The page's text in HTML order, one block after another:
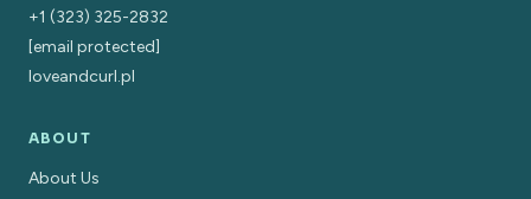
+1 (323) 325-2832
[email protected]
loveandcurl.pl
ABOUT
About Us